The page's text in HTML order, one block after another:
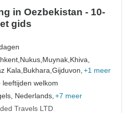
in Oezbekistan - 10-
gids
Nukus, Muynak, Khiva,
Kala, Bukhara,Gijduvon, +1 meer
leeftijden welkom
Nederlands, +7 meer
Travels LTD